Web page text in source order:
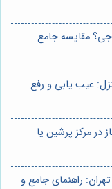
جی؟ مقایسه جامع
عیب یابی و رفع
در مرکز پرشین یا
راهنمای جامع و